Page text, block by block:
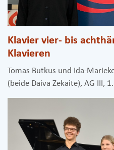
Klavier vier- bis
Klavieren
Tomas Butkus und Ida-
(beide Daiva Zekaite), AG III,